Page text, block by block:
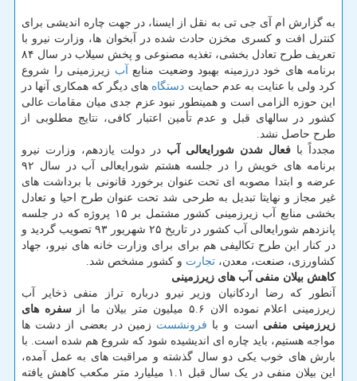
به گزارش ام آی جی تی به نقل از ایسنا، در جهت چاره اندیشی برای
کنترل افت و کسری مخزن حادث شده در آبخوان ها، وزارت نیرو با
تعریف طرح تعادل بخشی، تغذیه مصنوعی و پخش سیلاب در سال ۸۴
برنامه های خود درزمینه بهبود وضعیت منابع آب زیرزمینی را شروع
کرد ولی با عنایت به عدم حمایت دستگاه های دیگر که همکاری آنها در
این حوزه الزامی است و همینطور نبود عزم جدی میان مقامات عالی
کشور در سالهای قبل و عدم تأمین اعتبار کافی، نتایج مطلوبی از
طرح حاصل نشد.
مجدداً با فعال شدن شورایعالی آب در دولت یازدهم، وزارت نیرو
برنامه های خویش را در جلسه هشتم شورایعالی آب در سال ۹۲
عرضه و ابتدا مصوبه ای تحت عنوان برخورد قانونی با برداشت های
غیر مجاز و نهایتا تبدیل به طرحی شد تحت عنوان طرح احیا و تعادل
بخشی منابع آب زیرزمینی کشور مشتمل بر ۱۵ پروژه که در جلسه
پانزدهم شورایعالی آب کشور در تاریخ ۲۵ شهریور ۹۳ تصویب گردید و
در کنار این طرح تکالیفی هم برای برای وزارت خانه های نیرو، جهاد
کشاورزی، صنعت، معدن، تجارت و کشور مشخص شد.
کاهش بیلان منفی آب های زیرزمینی
آنطور که رضا اردکانیان وزیر نیرو درباره تراز منفی ذخایر آب
زیرزمینی اعلام نموده الان ۵.۶ میلیون متر بیلان ما از
سفره های
زیرزمینی منفی است و با فرونشست زمین در بعضی از دشت ها
مواجه هستیم، باید چاره ای اندیشیده شود که شروع هم شده است. با
بارش های خوب یکی دو سال گذشته و مراقبت های به عمل آمده،
این بیلان منفی در یک سال قبل ۱.۱ میلیارد متر مکعب کاهش یافته